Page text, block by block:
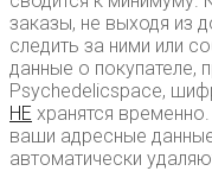
заказы, не выходя из
следить за ними или
данные о покупателе,
Psychedelicspace,
НЕ хранятся
ваши адресные
автоматически